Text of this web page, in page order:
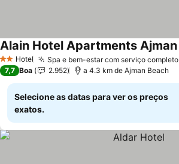
2 Estrelas
Hotel Spa e bem-estar com serviço completo
Alain Hotel Apartments Ajman
7,7 Boa 2.952 a 4.3 km de Ajman Beach
Selecione as datas para ver os preços
exatos.